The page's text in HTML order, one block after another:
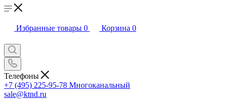
Избранные товары 0 Корзина 0
Телефоны
+7 (495) 225-95-78 Многоканальный
sale@ktnd.ru